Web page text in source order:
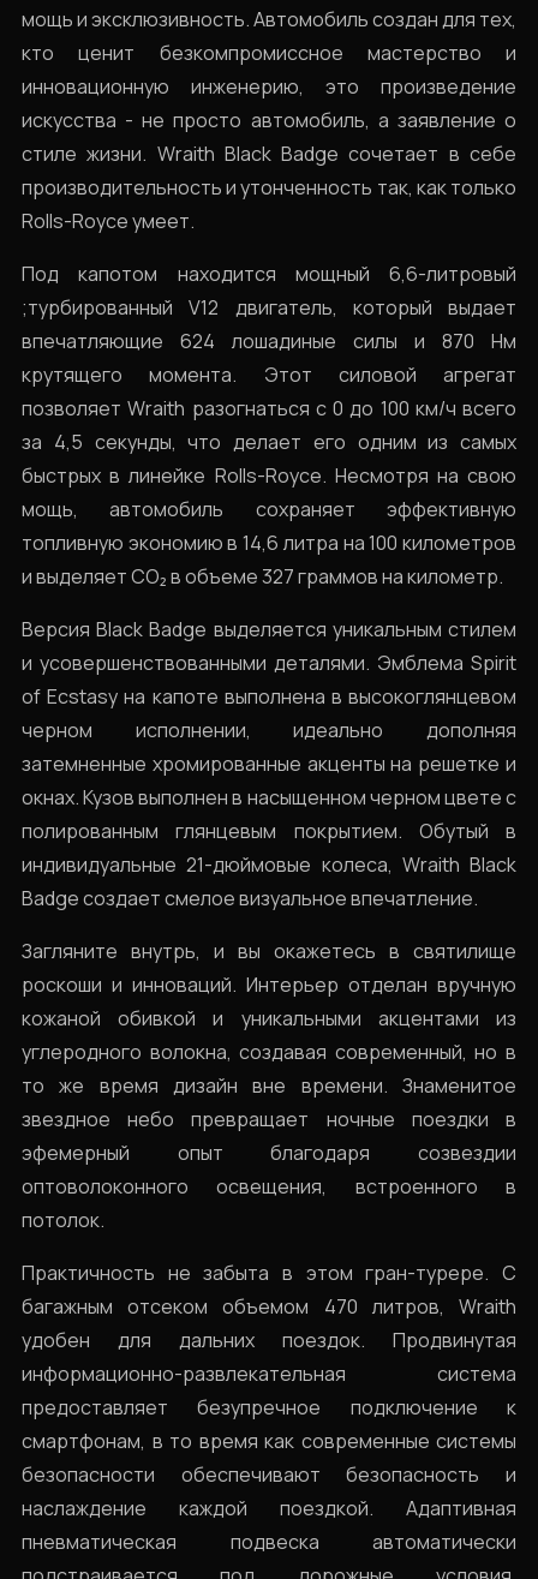
мощь и эксклюзивность. Автомобиль создан для тех,
кто ценит безкомпромиссное мастерство и
инновационную инженерию, это произведение
искусства - не просто автомобиль, а заявление о
стиле жизни. Wraith Black Badge сочетает в себе
производительность и утонченность так, как только
Rolls-Royce умеет.
Под капотом находится мощный 6,6-литровый
;турбированный V12 двигатель, который выдает
впечатляющие 624 лошадиные силы и 870 Нм
крутящего момента. Этот силовой агрегат
позволяет Wraith разогнаться с 0 до 100 км/ч всего
за 4,5 секунды, что делает его одним из самых
быстрых в линейке Rolls-Royce. Несмотря на свою
мощь, автомобиль сохраняет эффективную
топливную экономию в 14,6 литра на 100 километров
и выделяет CO₂ в объеме 327 граммов на километр.
Версия Black Badge выделяется уникальным стилем
и усовершенствованными деталями. Эмблема Spirit
of Ecstasy на капоте выполнена в высокоглянцевом
черном исполнении, идеально дополняя
затемненные хромированные акценты на решетке и
окнах. Кузов выполнен в насыщенном черном цвете с
полированным глянцевым покрытием. Обутый в
индивидуальные 21-дюймовые колеса, Wraith Black
Badge создает смелое визуальное впечатление.
Загляните внутрь, и вы окажетесь в святилище
роскоши и инноваций. Интерьер отделан вручную
кожаной обивкой и уникальными акцентами из
углеродного волокна, создавая современный, но в
то же время дизайн вне времени. Знаменитoe
звездное небо превращает ночные поездки в
эфемерный опыт благодаря созвездии
оптоволоконного освещения, встроенного в
потолок.
Практичность не забыта в этом гран-турере. С
багажным отсеком объемом 470 литров, Wraith
удобен для дальних поездок. Продвинутая
информационно-развлекательная система
предоставляет безупречное подключение к
смартфонам, в то время как современные системы
безопасности обеспечивают безопасность и
наслаждение каждой поездкой. Адаптивная
пневматическая подвеска автоматически